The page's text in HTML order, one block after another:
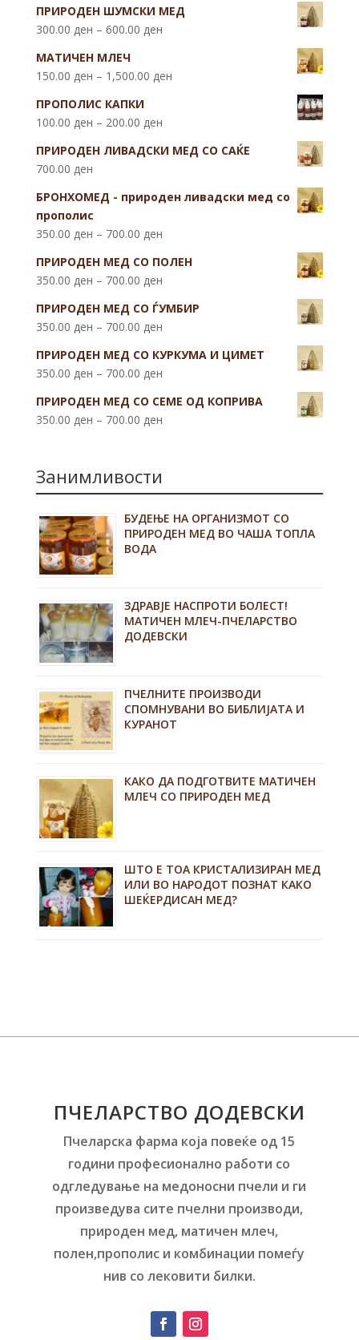
ПРИРОДЕН ШУМСКИ МЕД
300.00 ден – 600.00 ден
МАТИЧЕН МЛЕЧ
150.00 ден – 1,500.00 ден
ПРОПОЛИС КАПКИ
100.00 ден – 200.00 ден
ПРИРОДЕН ЛИВАДСКИ МЕД СО САЌЕ
700.00 ден
БРОНХОМЕД - природен ливадски мед со
прополис
350.00 ден – 700.00 ден
ПРИРОДЕН МЕД СО ПОЛЕН
350.00 ден – 700.00 ден
ПРИРОДЕН МЕД СО ЃУМБИР
350.00 ден – 700.00 ден
ПРИРОДЕН МЕД СО КУРКУМА И ЦИМЕТ
350.00 ден – 700.00 ден
ПРИРОДЕН МЕД СО СЕМЕ ОД КОПРИВА
350.00 ден – 700.00 ден
Занимливости
БУДЕЊЕ НА ОРГАНИЗМОТ СО
ПРИРОДЕН МЕД ВО ЧАША ТОПЛА
ВОДА
ЗДРАВЈЕ НАСПРОТИ БОЛЕСТ!
МАТИЧЕН МЛЕЧ-ПЧЕЛАРСТВО
ДОДЕВСКИ
ПЧЕЛНИТЕ ПРОИЗВОДИ
СПОМНУВАНИ ВО БИБЛИЈАТА И
КУРАНОТ
КАКО ДА ПОДГОТВИТЕ МАТИЧЕН
МЛЕЧ СО ПРИРОДЕН МЕД
ШТО Е ТОА КРИСТАЛИЗИРАН МЕД
ИЛИ ВО НАРОДОТ ПОЗНАТ КАКО
ШЕЌЕРДИСАН МЕД?
ПЧЕЛАРСТВО ДОДЕВСКИ
Пчеларска фарма која повеќе од 15
години професионално работи со
одгледување на медоносни пчели и ги
произведува сите пчелни производи,
природен мед, матичен млеч,
полен,прополис и комбинации помеѓу
нив со лековити билки.